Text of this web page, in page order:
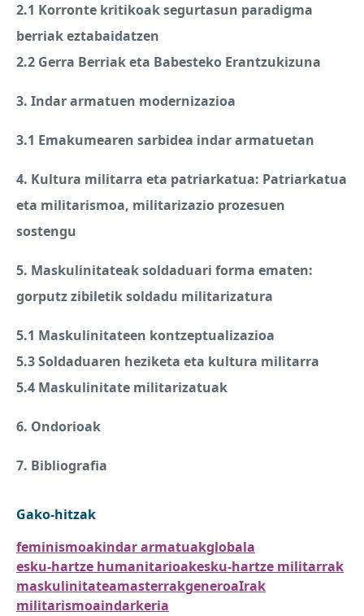
2.1 Korronte kritikoak segurtasun paradigma
berriak eztabaidatzen
2.2 Gerra Berriak eta Babesteko Erantzukizuna
3. Indar armatuen modernizazioa
3.1 Emakumearen sarbidea indar armatuetan
4. Kultura militarra eta patriarkatua: Patriarkatua
eta militarismoa, militarizazio prozesuen
sostengu
5. Maskulinitateak soldaduari forma ematen:
gorputz zibiletik soldadu militarizatura
5.1 Maskulinitateen kontzeptualizazioa
5.3 Soldaduaren heziketa eta kultura militarra
5.4 Maskulinitate militarizatuak
6. Ondorioak
7. Bibliografia
Gako-hitzak
feminismoakindar armatuakglobala
esku-hartze humanitarioakesku-hartze militarrak
maskulinitateamasterrakgeneroaIrak
militarismoaindarkeria